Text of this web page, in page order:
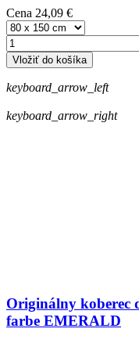
Cena 24,09 €
Vložiť do košíka
keyboard_arrow_left
keyboard_arrow_right
Originálny koberec
farbe EMERALD